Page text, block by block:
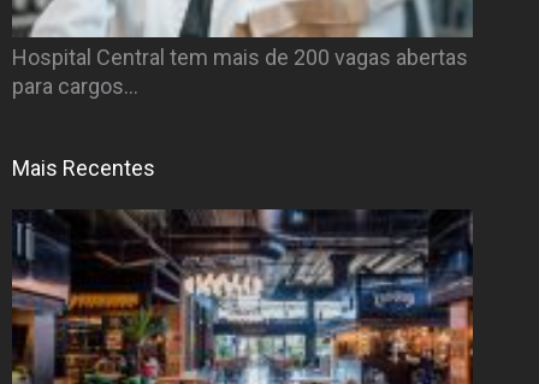
Hospital Central tem mais de 200 vagas abertas
para cargos…
Mais Recentes